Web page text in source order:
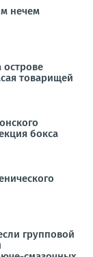
нечем
острове
товарищей
бокса
групповой